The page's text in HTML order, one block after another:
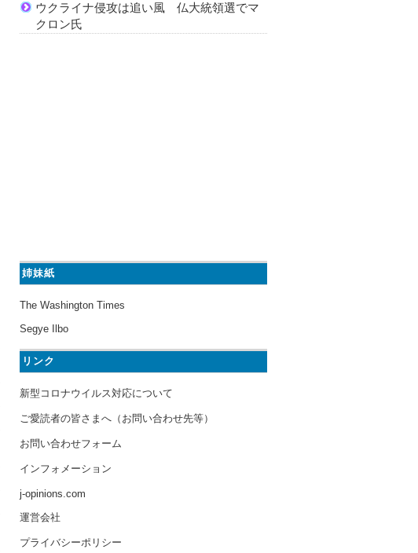
ウクライナ侵攻は追い風 仏大統領選でマ
クロン氏
姉妹紙
The Washington Times
Segye Ilbo
リンク
新型コロナウイルス対応について
ご愛読者の皆さまへ（お問い合わせ先等）
お問い合わせフォーム
インフォメーション
j-opinions.com
運営会社
プライバシーポリシー